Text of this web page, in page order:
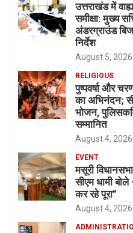
उत्तराखंड में
समीक्षा: मुख्य
अंडरग्राउंड
निर्देश
August 5, 2026
RELIGIOUS
पुष्पवर्षा और
का अभिनंदन;
भोजन,
सम्मानित
August 4, 2026
EVENT
मसूरी
सीएम धामी
कर रहे पूरा”
August 4, 2026